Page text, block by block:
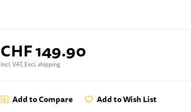
CHF 149.90
Incl. VAT, Excl. shipping
Add to Wish List
Add to Compare